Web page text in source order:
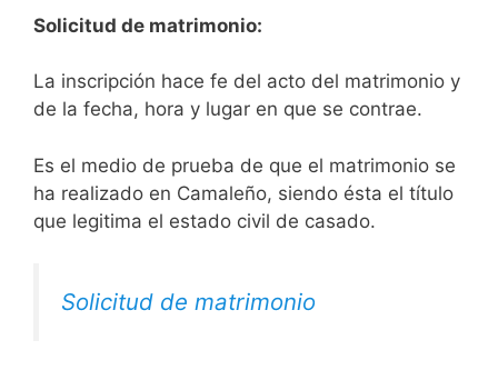
Solicitud de matrimonio:
La inscripción hace fe del acto del matrimonio y
de la fecha, hora y lugar en que se contrae.
Es el medio de prueba de que el matrimonio se
ha realizado en Camaleño, siendo ésta el título
que legitima el estado civil de casado.
Solicitud de matrimonio